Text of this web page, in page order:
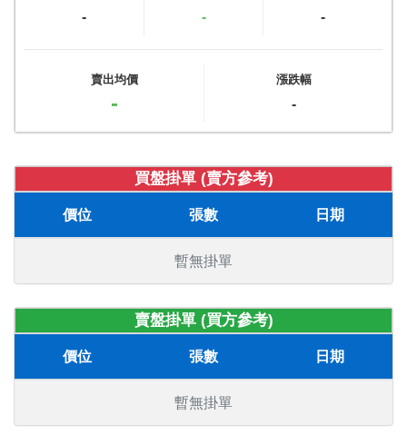
- - -
賣出均價
-
漲跌幅
-
買盤掛單 (賣方參考)
價位 張數 日期
暫無掛單
賣盤掛單 (買方參考)
價位 張數 日期
暫無掛單